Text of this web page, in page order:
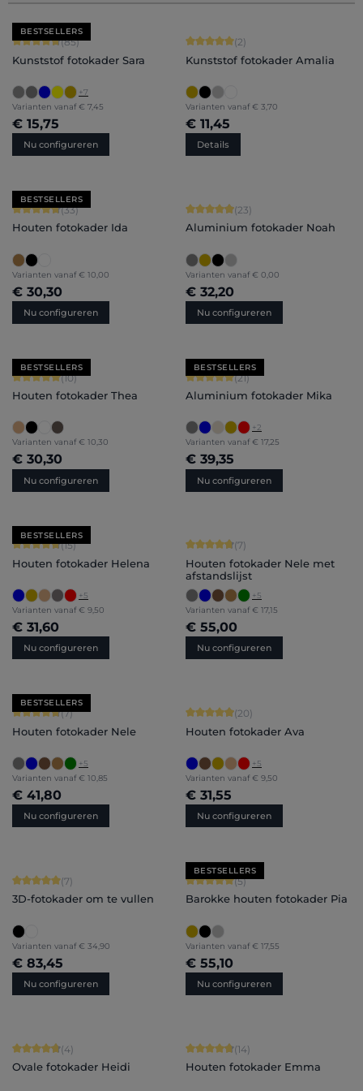
BESTSELLERS
Gemiddelde score van 4.71 op 5 sterren
(85)
Kunststof fotokader Sara
+7
Varianten vanaf € 7,45
€ 15,75
Nu configureren
Gemiddelde score van 5 op 5 sterren
(2)
Kunststof fotokader Amalia
Varianten vanaf € 3,70
€ 11,45
Details
BESTSELLERS
Gemiddelde score van 4.79 op 5 sterren
(33)
Houten fotokader Ida
Varianten vanaf € 10,00
€ 30,30
Nu configureren
Gemiddelde score van 4.91 op 5
(23)
Aluminium fotokader Noah
Varianten vanaf € 0,00
€ 32,20
Nu configureren
BESTSELLERS
Gemiddelde score van 5 op 5 sterren
(10)
Houten fotokader Thea
Varianten vanaf € 10,30
€ 30,30
Nu configureren
BESTSELLERS
Gemiddelde score van 5 op 5 sterren
(21)
Aluminium fotokader Mika
+2
Varianten vanaf € 17,25
€ 39,35
Nu configureren
BESTSELLERS
Gemiddelde score van 4.8 op 5 sterren
(15)
Houten fotokader Helena
+5
Varianten vanaf € 9,50
€ 31,60
Nu configureren
Gemiddelde score van 4.71 op 5
(7)
Houten fotokader Nele met
afstandslijst
+5
Varianten vanaf € 17,15
€ 55,00
Nu configureren
BESTSELLERS
Gemiddelde score van 4.71 op 5 sterren
(7)
Houten fotokader Nele
+5
Varianten vanaf € 10,85
€ 41,80
Nu configureren
Gemiddelde score van 4.9 op 5
(20)
Houten fotokader Ava
+5
Varianten vanaf € 9,50
€ 31,55
Nu configureren
Gemiddelde score van 5 op 5 sterren
(7)
3D-fotokader om te vullen
Varianten vanaf € 34,90
€ 83,45
Nu configureren
BESTSELLERS
Gemiddelde score van 5 op 5 sterren
(5)
Barokke houten fotokader Pia
Varianten vanaf € 17,55
€ 55,10
Nu configureren
Gemiddelde score van 4.75 op 5 sterren
(4)
Ovale fotokader Heidi
Gemiddelde score van 4.86 op 5
(14)
Houten fotokader Emma